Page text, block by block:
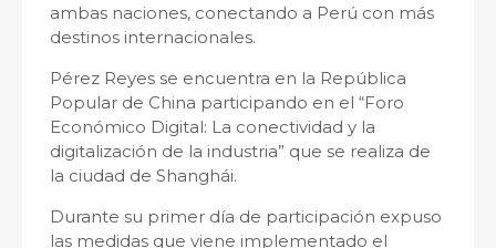
ambas naciones, conectando a Perú con más
destinos internacionales.
Pérez Reyes se encuentra en la República
Popular de China participando en el “Foro
Económico Digital: La conectividad y la
digitalización de la industria” que se realiza de
la ciudad de Shanghái.
Durante su primer día de participación expuso
las medidas que viene implementado el